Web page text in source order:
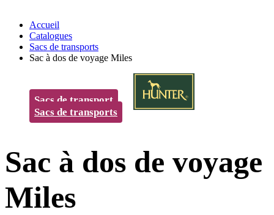
Accueil
Catalogues
Sacs de transports
Sac à dos de voyage Miles
Sacs de transport
Sacs de transports
Sac à dos de voyage
Miles